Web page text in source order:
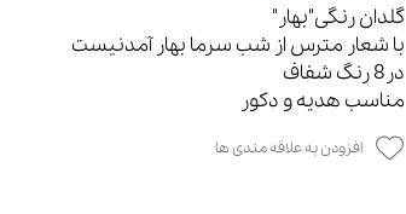
گلدان رنگی"بهار"
با شعار مترس از شب سرما بهار آمدنیست
در8 رنگ شفاف
مناسب هدیه و دکور
افزودن به علاقه مندی ها